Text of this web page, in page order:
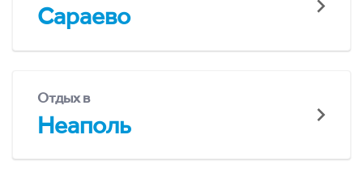
Сараево
Отдых в
Неаполь